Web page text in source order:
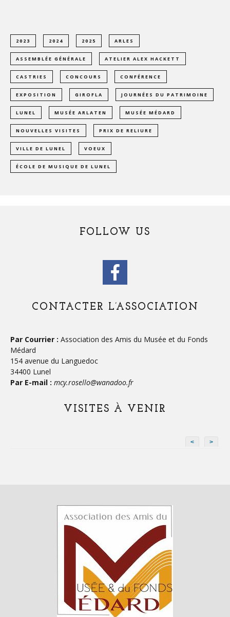
2023 2024 2025 ARLES
ASSEMBLÉE GÉNÉRALE ATELIER ALEX HACKETT
CASTRIES CONCOURS CONFÉRENCE
EXPOSITION GIROFLA JOURNÉES DU PATRIMOINE
LUNEL MUSÉE ARLATEN MUSÉE MÉDARD
NOUVELLES VISITES PRIX DE RELIURE
VILLE DE LUNEL VOEUX
ÉCOLE DE MUSIQUE DE LUNEL
FOLLOW US
CONTACTER L’ASSOCIATION
Par Courrier : Association des Amis du Musée et du Fonds
Médard
154 avenue du Languedoc
34400 Lunel
Par E-mail : mcy.rosello@wanadoo.fr
VISITES À VENIR
< >